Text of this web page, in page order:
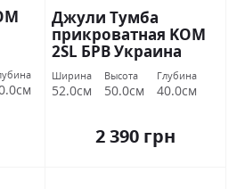
Джули Тумба
прикроватная KOM
2SL БРВ Украина
Ширина
52.0см
Высота
50.0см
Глубина
40.0см
2 390 грн